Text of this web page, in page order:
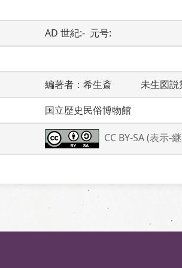
AD 世紀:-  元号:
編著者：希生斎　　　未生図
国立歴史民俗博物館
CC BY-SA (表示-